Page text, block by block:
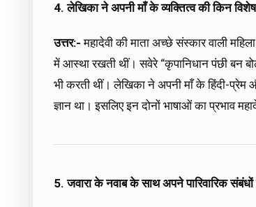
4. लेखिका ने अपनी माँ के व्यक्तित्व की किन
उत्तर:-महादेवी की माता अच्छे संस्कार वाली
में आस्था रखती थीं। सवेरे “कृपानिधान पंछी बन
भी करती थीं। लेखिका ने अपनी माँ के हिंदी-
ज्ञान था। इसलिए इन दोनों भाषाओं का प्रभाव
5. जवारा के नवाब के साथ अपने पारिवारिक